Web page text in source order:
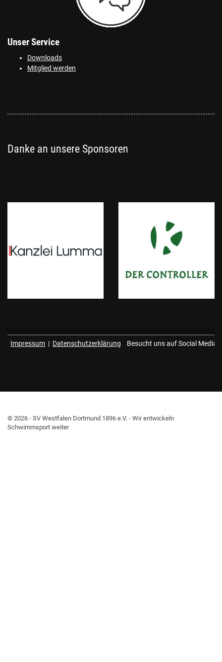
Unser Service
Downloads
Mitglied werden
Danke an unsere Sponsoren
Impressum | Datenschutzerklärung Besucht uns auf Social Media
© 2026 - SV Westfalen Dortmund 1896 e.V. - Wir entwickeln
Schwimmsport weiter